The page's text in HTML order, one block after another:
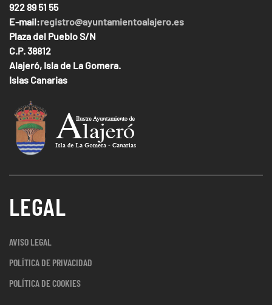
922 89 51 55
E-mail:registro@ayuntamientoalajero.es
Plaza del Pueblo S/N
C.P. 38812
Alajeró, Isla de La Gomera.
Islas Canarias
LEGAL
AVISO LEGAL
POLÍTICA DE PRIVACIDAD
POLÍTICA DE COOKIES